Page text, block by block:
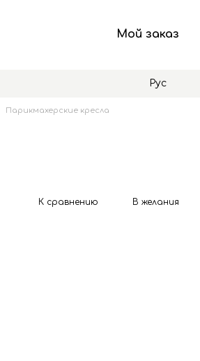
Мой заказ
Рус
Парикмахерские кресла
К сравнению В желания